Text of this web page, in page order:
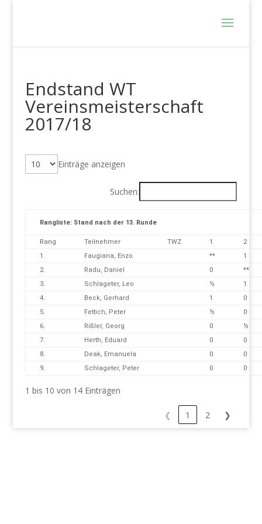
Endstand WT
Vereinsmeisterschaft
2017/18
Einträge anzeigen
Suchen:
Rangliste: Stand nach der 13. Runde
Rang Teilnehmer TWZ 1
2
1.
Faugiana, Enzo **
1
2.
Radu, Daniel 0
**
3.
Schlageter, Leo ½
1
4.
Beck, Gerhard 1
0
5.
Fettich, Peter ½
0
6.
Rißler, Georg 0
½
7.
Herth, Eduard 0
0
8.
Deak, Emanuela 0
0
9.
Schlageter, Peter 0 0
1 bis 10 von 14 Einträgen
❮ 1 2 ❯